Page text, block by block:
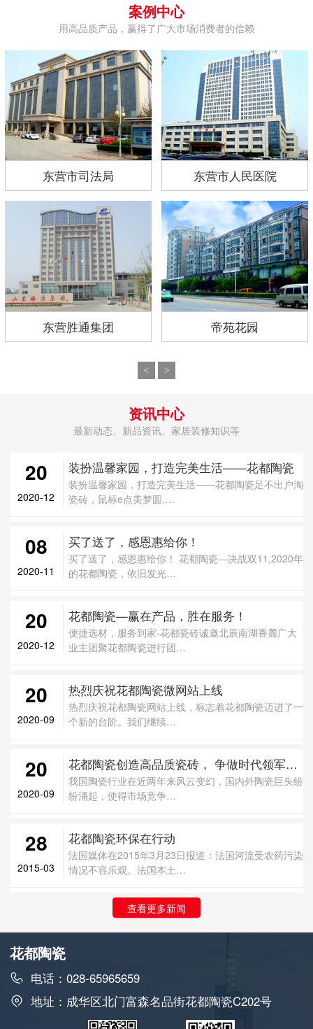
案例中心
用高品质产品，赢得了广大市场消费者的信赖
东营市司法局 东营市人民医院
东营胜通集团 帝苑花园
< >
资讯中心
最新动态、新品资讯、家居装修知识等
20
2020-12
装扮温馨家园，打造完美生活——花都陶瓷
装扮温馨家园，打造完美生活——花都陶瓷足不出户淘
瓷砖，鼠标e点美梦圆,…
08
2020-11
买了送了，感恩惠给你！
买了送了，感恩惠给你！ 花都陶瓷—决战双11,2020年
的花都陶瓷，依旧发光…
20
2020-12
花都陶瓷—赢在产品，胜在服务！
便捷选材，服务到家-花都瓷砖诚邀北辰南湖香麓广大
业主团聚花都陶瓷进行团…
20
2020-09
热烈庆祝花都陶瓷微网站上线
热烈庆祝花都陶瓷网站上线，标志着花都陶瓷迈进了一
个新的台阶。我们继续…
20
2020-09
花都陶瓷创造高品质瓷砖， 争做时代领军品牌
我国陶瓷行业在近两年来风云变幻，国内外陶瓷巨头纷
纷涌起，使得市场竞争…
28
2015-03
花都陶瓷环保在行动
法国媒体在2015年3月23日报道：法国河流受农药污染
情况不容乐观。法国本土…
查看更多新闻
花都陶瓷
电话：028-65965659
地址：成华区北门富森名品街花都陶瓷C202号